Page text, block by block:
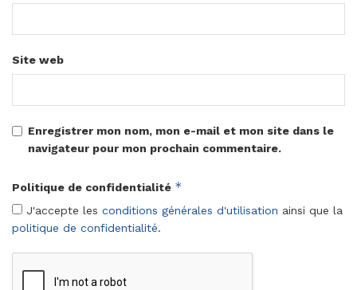
Site web
Enregistrer mon nom, mon e-mail et mon site dans le
navigateur pour mon prochain commentaire.
Politique de confidentialité *
J'accepte les conditions générales d'utilisation ainsi que la
politique de confidentialité.